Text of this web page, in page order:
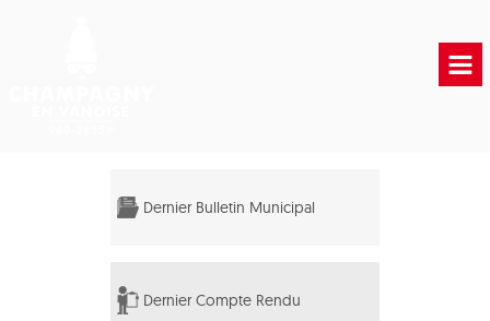
Dernier Bulletin Municipal
Dernier Compte Rendu